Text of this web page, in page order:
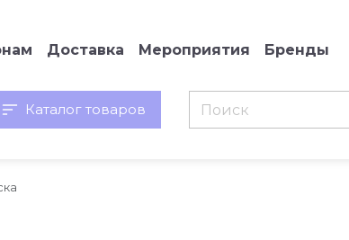
Доставка Мероприятия Бренды
Каталог товаров